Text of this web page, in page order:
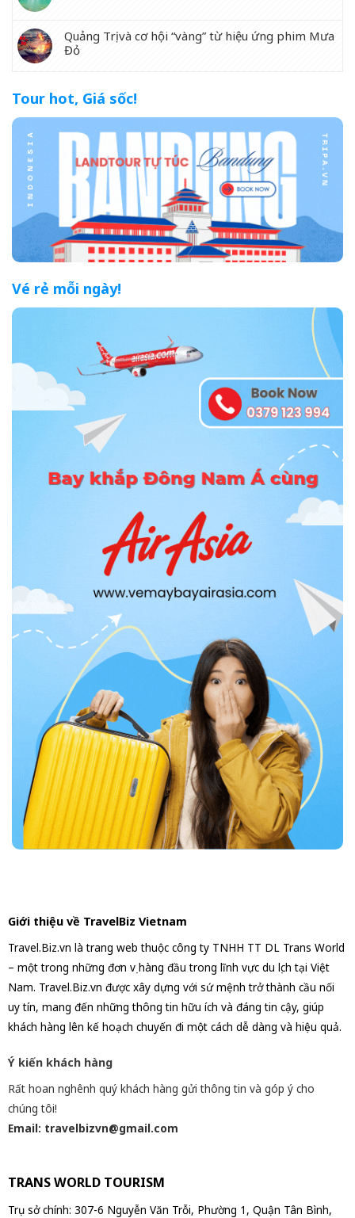
Quảng Trị và cơ hội “vàng” từ hiệu ứng phim Mưa
Đỏ
Tour hot, Giá sốc!
Vé rẻ mỗi ngày!
Giới thiệu về TravelBiz Vietnam
Travel.Biz.vn là trang web thuộc công ty TNHH TT DL Trans World
– một trong những đơn vị hàng đầu trong lĩnh vực du lịch tại Việt
Nam. Travel.Biz.vn được xây dựng với sứ mệnh trở thành cầu nối
uy tín, mang đến những thông tin hữu ích và đáng tin cậy, giúp
khách hàng lên kế hoạch chuyến đi một cách dễ dàng và hiệu quả.
Ý kiến khách hàng
Rất hoan nghênh quý khách hàng gửi thông tin và góp ý cho
chúng tôi!
Email: travelbizvn@gmail.com
TRANS WORLD TOURISM
Trụ sở chính: 307-6 Nguyễn Văn Trỗi, Phường 1, Quận Tân Bình,